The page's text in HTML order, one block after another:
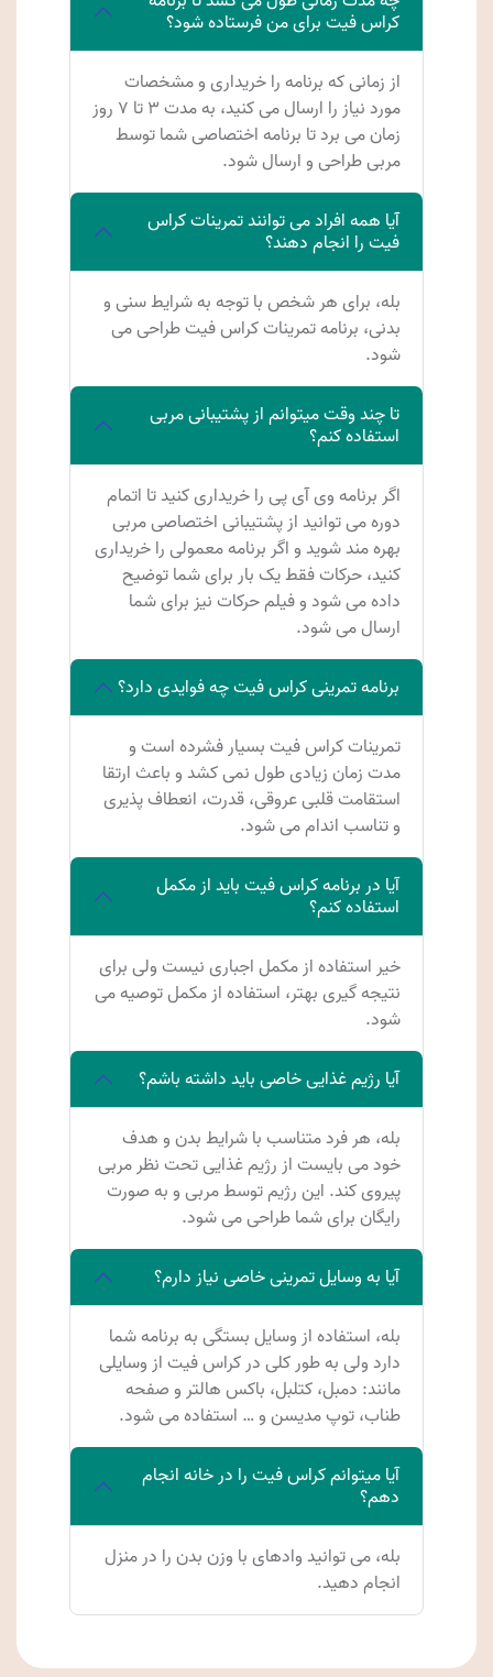
کراس فیت برای من فرستاده شود؟
از زمانی که برنامه را خریداری و مشخصات
مورد نیاز را ارسال می کنید، به مدت ۳ تا ۷ روز
زمان می برد تا برنامه اختصاصی شما توسط
مربی طراحی و ارسال شود.
آیا همه افراد می توانند تمرینات کراس
فیت را انجام دهند؟
بله، برای هر شخص با توجه به شرایط سنی و
بدنی، برنامه تمرینات کراس فیت طراحی می
شود.
تا چند وقت میتوانم از پشتیبانی مربی
استفاده کنم؟
اگر برنامه وی آی پی را خریداری کنید تا اتمام
دوره می توانید از پشتیبانی اختصاصی مربی
بهره مند شوید و اگر برنامه معمولی را خریداری
کنید، حرکات فقط یک بار برای شما توضیح
داده می شود و فیلم حرکات نیز برای شما
ارسال می شود.
برنامه تمرینی کراس فیت چه فوایدی دارد؟
تمرینات کراس فیت بسیار فشرده است و
مدت زمان زیادی طول نمی کشد و باعث ارتقا
استقامت قلبی عروقی، قدرت، انعطاف پذیری
و تناسب اندام می شود.
آیا در برنامه کراس فیت باید از مکمل
استفاده کنم؟
خیر استفاده از مکمل اجباری نیست ولی برای
نتیجه گیری بهتر، استفاده از مکمل توصیه می
شود.
آیا رژیم غذایی خاصی باید داشته باشم؟
بله، هر فرد متناسب با شرایط بدن و هدف
خود می بایست از رژیم غذایی تحت نظر مربی
پیروی کند. این رژیم توسط مربی و به صورت
رایگان برای شما طراحی می شود.
آیا به وسایل تمرینی خاصی نیاز دارم؟
بله، استفاده از وسایل بستگی به برنامه شما
دارد ولی به طور کلی در کراس فیت از وسایلی
مانند: دمبل، کتلبل، باکس هالتر و صفحه
طناب، توپ مدیسن و … استفاده می شود.
آیا میتوانم کراس فیت را در خانه انجام
دهم؟
بله، می توانید وادهای با وزن بدن را در منزل
انجام دهید.